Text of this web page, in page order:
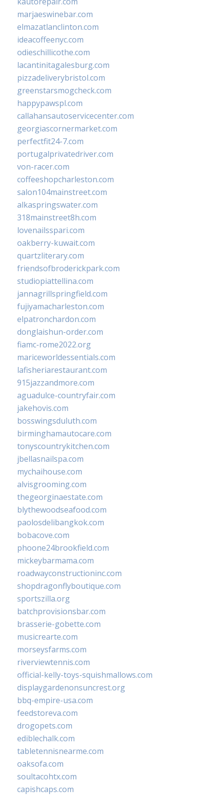
marjaeswinebar.com
elmazatlanclinton.com
ideacoffeenyc.com
odieschillicothe.com
lacantinitagalesburg.com
pizzadeliverybristol.com
greenstarsmogcheck.com
happypawspl.com
callahansautoservicecenter.com
georgiascornermarket.com
perfectfit24-7.com
portugalprivatedriver.com
von-racer.com
coffeeshopcharleston.com
salon104mainstreet.com
alkaspringswater.com
318mainstreet8h.com
lovenailsspari.com
oakberry-kuwait.com
quartzliterary.com
friendsofbroderickpark.com
studiopiattellina.com
jannagrillspringfield.com
fujiyamacharleston.com
elpatronchardon.com
donglaishun-order.com
fiamc-rome2022.org
mariceworldessentials.com
lafisheriarestaurant.com
915jazzandmore.com
aguadulce-countryfair.com
jakehovis.com
bosswingsduluth.com
birminghamautocare.com
tonyscountrykitchen.com
jbellasnailspa.com
mychaihouse.com
alvisgrooming.com
thegeorginaestate.com
blythewoodseafood.com
paolosdelibangkok.com
bobacove.com
phoone24brookfield.com
mickeybarmama.com
roadwayconstructioninc.com
shopdragonflyboutique.com
sportszilla.org
batchprovisionsbar.com
brasserie-gobette.com
musicrearte.com
morseysfarms.com
riverviewtennis.com
official-kelly-toys-squishmallows.com
displaygardenonsuncrest.org
bbq-empire-usa.com
feedstoreva.com
drogopets.com
ediblechalk.com
tabletennisnearme.com
oaksofa.com
soultacohtx.com
capishcaps.com